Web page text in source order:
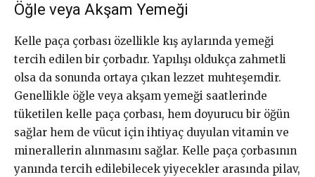
Öğle veya Akşam Yemeği
Kelle paça çorbası özellikle kış aylarında yemeği
tercih edilen bir çorbadır. Yapılışı oldukça zahmetli
olsa da sonunda ortaya çıkan lezzet muhteşemdir.
Genellikle öğle veya akşam yemeği saatlerinde
tüketilen kelle paça çorbası, hem doyurucu bir öğün
sağlar hem de vücut için ihtiyaç duyulan vitamin ve
minerallerin alınmasını sağlar. Kelle paça çorbasının
yanında tercih edilebilecek yiyecekler arasında pilav,